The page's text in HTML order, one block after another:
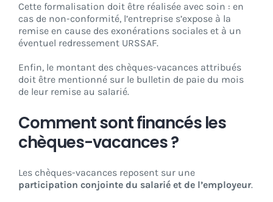
Cette formalisation doit être réalisée avec soin : en
cas de non-conformité, l’entreprise s’expose à la
remise en cause des exonérations sociales et à un
éventuel redressement URSSAF.
Enfin, le montant des chèques-vacances attribués
doit être mentionné sur le bulletin de paie du mois
de leur remise au salarié.
Comment sont financés les
chèques-vacances ?
Les chèques-vacances reposent sur une
participation conjointe du salarié et de l’employeur.